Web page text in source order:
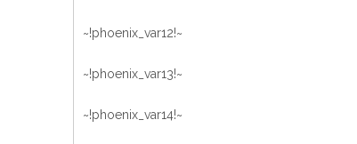
~!phoenix_var12!~
~!phoenix_var13!~
~!phoenix_var14!~